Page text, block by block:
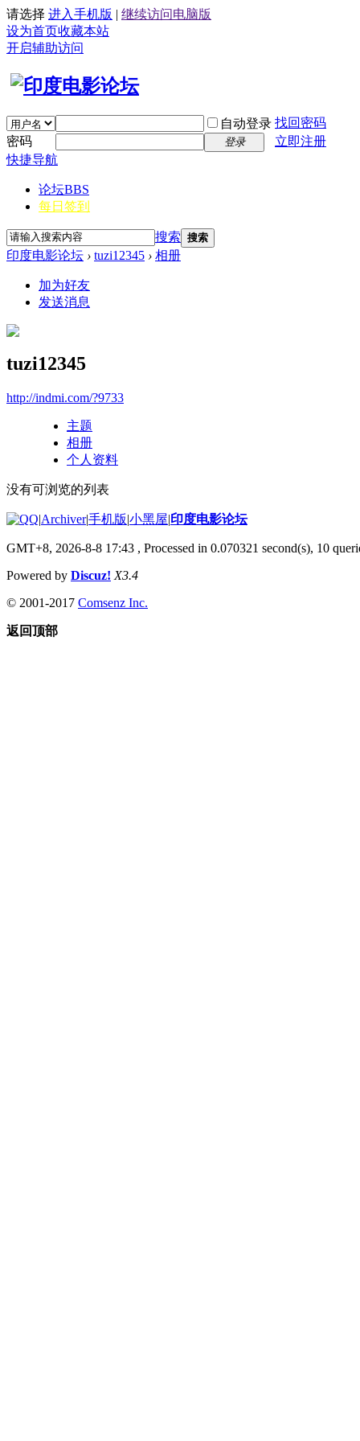
请选择 进入手机版 | 继续访问电脑版
设为首页收藏本站
开启辅助访问
自动登录 找回密码
密码
登录
立即注册
快捷导航
论坛BBS
每日签到
搜索 搜索
印度电影论坛 › tuzi12345 › 相册
加为好友
发送消息
tuzi12345
http://indmi.com/?9733
主题
相册
个人资料
没有可浏览的列表
|Archiver|手机版|小黑屋|印度电影论坛
GMT+8, 2026-8-8 17:43 , Processed in 0.070321 second(s), 10
Powered by Discuz! X3.4
© 2001-2017 Comsenz Inc.
返回顶部